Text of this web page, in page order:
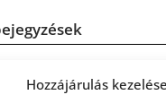
Hozzájárulás kezelése
mikor éri meg a